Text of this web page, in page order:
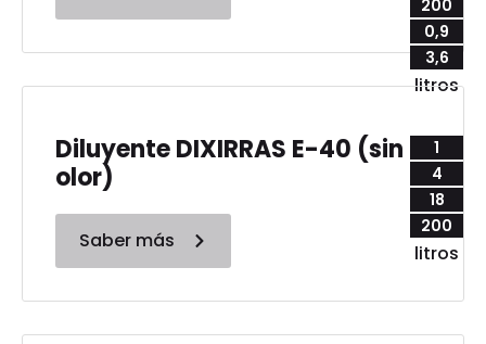
200
0,9
3,6
litros
1
4
18
200
litros
Diluyente DIXIRRAS E-40 (sin
olor)
Saber más